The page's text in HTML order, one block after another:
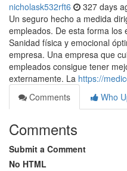
nicholask532rft6 327 days
Un seguro hecho a medida
empleados. De esta forma
Sanidad física y emocional
empresa. Una empresa que
empleados consigue tener
externamente. La https://
Comments
Who
Comments
Submit a Comment
No HTML